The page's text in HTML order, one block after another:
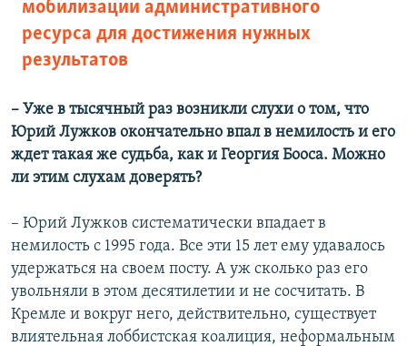
мобилизации административного
ресурса для достижения нужных
результатов
– Уже в тысячный раз возникли слухи о том, что
Юрий Лужков окончательно впал в немилость и его
ждет такая же судьба, как и Георгия Бооса. Можно
ли этим слухам доверять?
– Юрий Лужков систематически впадает в
немилость с 1995 года. Все эти 15 лет ему удавалось
удержаться на своем посту. А уж сколько раз его
увольняли в этом десятилетии и не сосчитать. В
Кремле и вокруг него, действительно, существует
влиятельная лоббистская коалиция, неформальным